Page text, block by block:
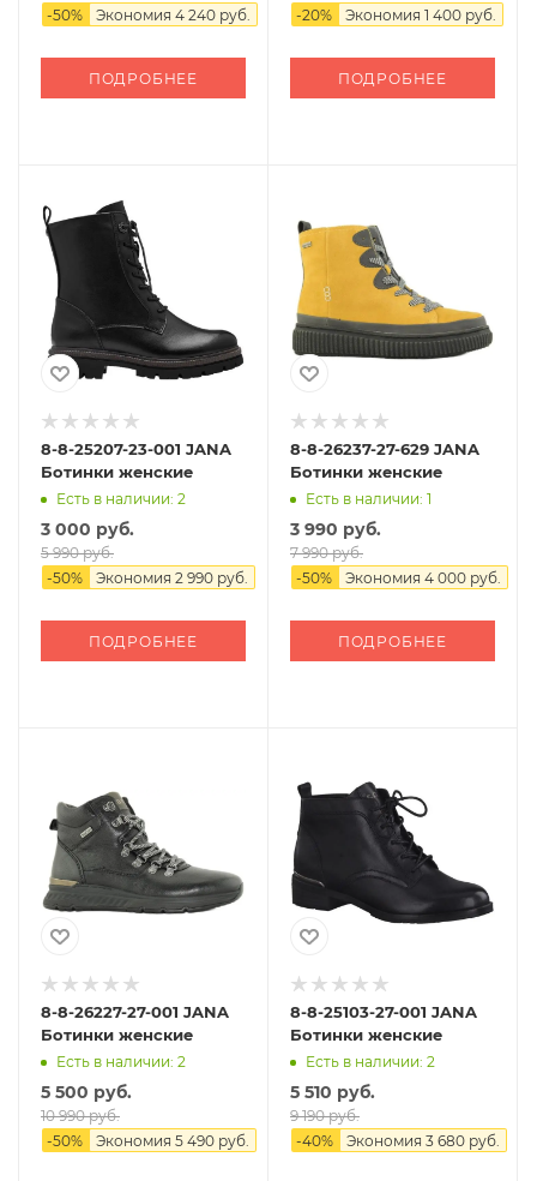
-50% Экономия 4 240 руб.
ПОДРОБНЕЕ
-20% Экономия 1 400 руб.
ПОДРОБНЕЕ
8-8-25207-23-001 JANA
Ботинки женские
Есть в наличии: 2
3 000 руб.
5 990 руб.
-50% Экономия 2 990 руб.
ПОДРОБНЕЕ
8-8-26237-27-629 JANA
Ботинки женские
Есть в наличии: 1
3 990 руб.
7 990 руб.
-50% Экономия 4 000 руб.
ПОДРОБНЕЕ
8-8-26227-27-001 JANA
Ботинки женские
Есть в наличии: 2
5 500 руб.
10 990 руб.
-50% Экономия 5 490 руб.
8-8-25103-27-001 JANA
Ботинки женские
Есть в наличии: 2
5 510 руб.
9 190 руб.
-40% Экономия 3 680 руб.